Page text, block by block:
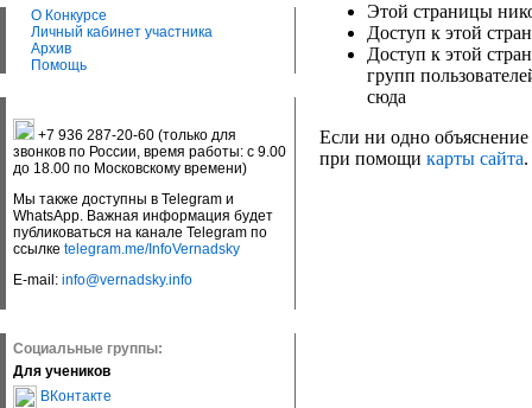
О Конкурсе
Личный кабинет участника
Архив
Помощь
+7 936 287-20-60 (только для
звонков по России, время работы: с 9.00
до 18.00 по Московскому времени)
Мы также доступны в Telegram и
WhatsApp. Важная информация будет
публиковаться на канале Telegram по
ссылке telegram.me/InfoVernadsky
E-mail: info@vernadsky.info
Социальные группы:
Для учеников
ВКонтакте
Этой страницы
Доступ к этой
Доступ к этой
групп
сюда
Если ни одно объяснение
при помощи карты сайта.